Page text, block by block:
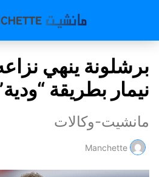
برشلونة ينهي
نيمار بطريقة
مانشيت-وكالات
Manchette